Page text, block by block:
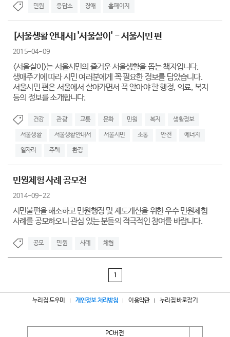
민원 응답소 장애 홈페이지
[서울생활 안내서] '서울살이' - 서울시민 편
2015-04-09
<서울살이>는 서울시민의 즐거운 서울생활을 돕는 책자입니다.
생애주기에 따라 시민 여러분에게 꼭 필요한 정보를 담았습니다.
서울시민 편은 서울에서 살아가면서 꼭 알아야 할 행정, 의료, 복지
등의 정보를 소개합니다.
건강 관광 교통 문화 민원 복지 생활정보
서울생활 서울생활안내서 서울시민 소통 안전 에너지
일자리 주택 환경
민원체험 사례 공모전
2014-09-22
시민불편을 해소하고 민원행정 및 제도개선을 위한 우수 민원체험
사례를 공모하오니 관심 있는 분들의 적극적인 참여를 바랍니다.
공모 민원 사례 체험
1
누리집 도우미 개인정보 처리방침 이용약관 누리집 바로잡기
PC버전